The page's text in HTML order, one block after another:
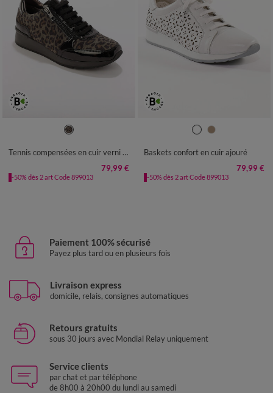
38 39
Tennis compensées en cuir verni certifié LWG - imprimé tacheté
79,99 €
-50% dès 2 art Code 899013
38 39
Baskets confort en cuir ajouré
79,99 €
-50% dès 2 art Code 899013
Paiement 100% sécurisé
Payez plus tard ou en plusieurs fois
Livraison express
domicile, relais, consignes automatiques
Retours gratuits
sous 30 jours avec Mondial Relay uniquement
Service clients
par chat et par téléphone
de 8h00 à 20h00 du lundi au samedi